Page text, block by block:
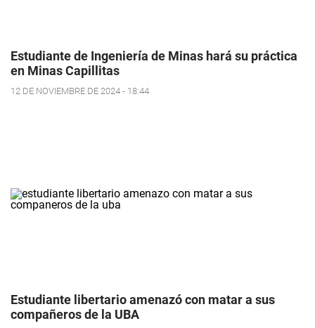
Estudiante de Ingeniería de Minas hará su práctica
en Minas Capillitas
12 DE NOVIEMBRE DE 2024 - 18:44
Estudiante libertario amenazó con matar a sus
compañeros de la UBA